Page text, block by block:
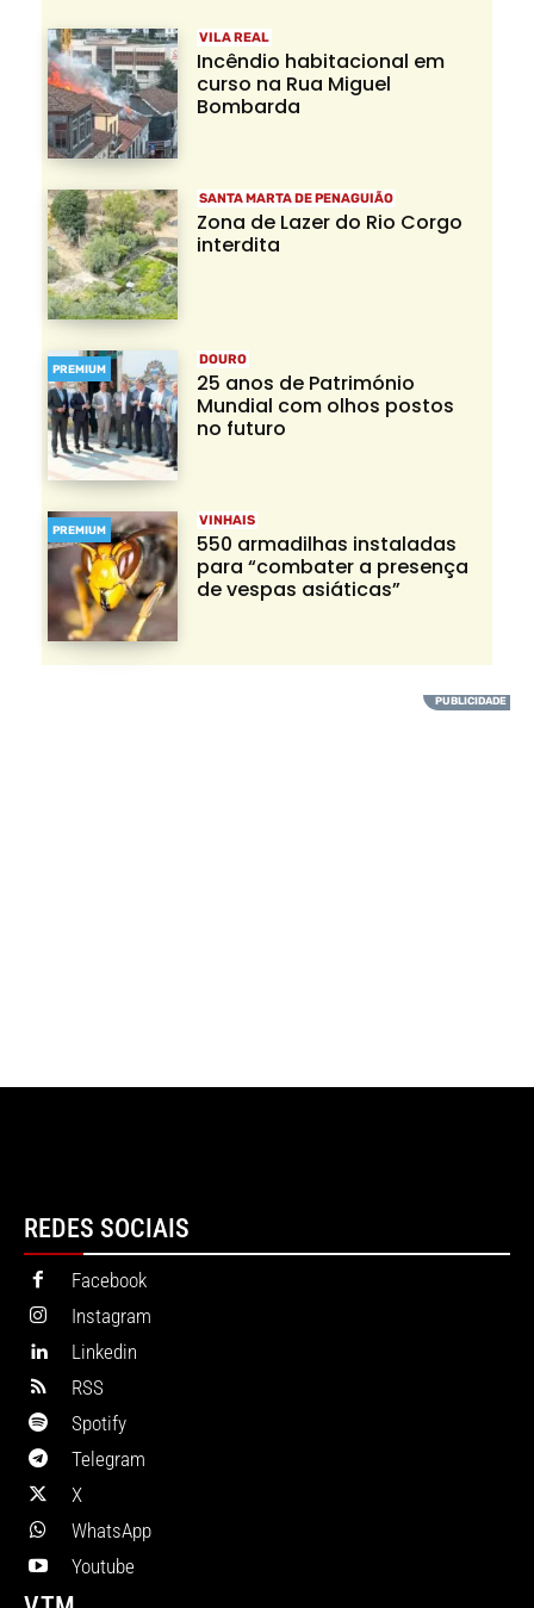
VILA REAL
Incêndio habitacional em
curso na Rua Miguel
Bombarda
SANTA MARTA DE PENAGUIÃO
Zona de Lazer do Rio Corgo
interdita
PREMIUM
DOURO
25 anos de Património
Mundial com olhos postos
no futuro
PREMIUM
VINHAIS
550 armadilhas instaladas
para “combater a presença
de vespas asiáticas”
REDES SOCIAIS
Facebook
Instagram
Linkedin
RSS
Spotify
Telegram
X
WhatsApp
Youtube